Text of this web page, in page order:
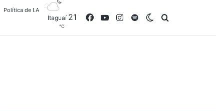
Política de I.A
Itaguaí 21
℃
FacebookYouTubeInstagram
SpotifySwitch skin